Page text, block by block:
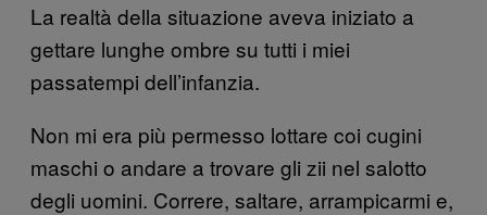
La realtà della situazione aveva iniziato a
gettare lunghe ombre su tutti i miei
passatempi dell’infanzia.
Non mi era più permesso lottare coi cugini
maschi o andare a trovare gli zii nel salotto
degli uomini. Correre, saltare, arrampicarmi e,